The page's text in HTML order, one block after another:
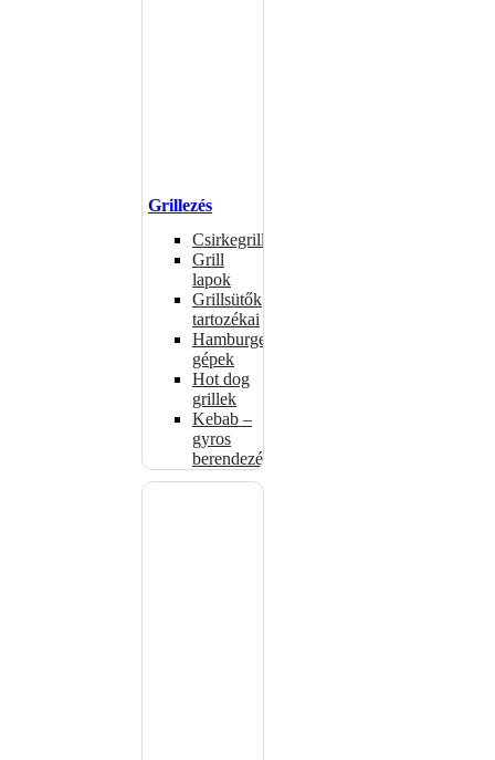
Grillezés
Csirkegrillek
Grill
lapok
Grillsütők
tartozékai
Hamburgerformázó
gépek
Hot dog
grillek
Kebab –
gyros
berendezés